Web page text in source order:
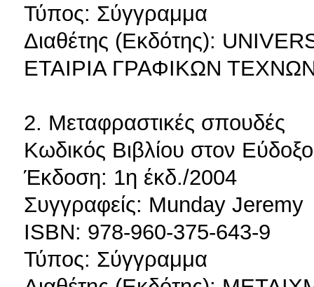
Τύπος: Σύγγραμμα
Διαθέτης (Εκδότης):
ΕΤΑΙΡΙΑ ΓΡΑΦΙΚΩΝ
2. Μεταφραστικές σπουδές
Κωδικός Βιβλίου στον
Έκδοση: 1η έκδ./2004
Συγγραφείς: Munday Jeremy
ISBN: 978-960-375-643-9
Τύπος: Σύγγραμμα